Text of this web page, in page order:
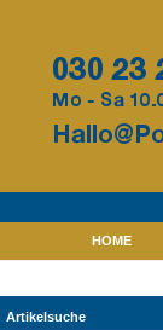
HOME
Artikelsuche